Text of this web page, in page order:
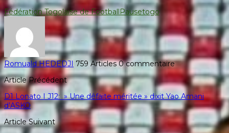
Fédération Togolaise de Football Pausetogo
Romuald HEDEDJI 759 Articles 0 commentaire
Article Précédent
D1 Lonato I J12: » Une défaite méritée » dixit Yao Amani
d’ASKO
Article Suivant